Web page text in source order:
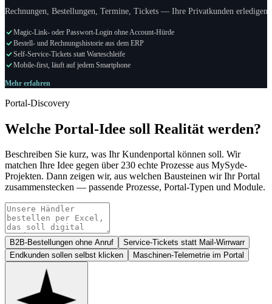
Rechnungen, Bestellungen, Termine, Tickets — Ihre Privatkunden
Magic-Link- oder Passwort-Login ohne Account-Hürde
Bestell- und Rechnungshistorie aus dem ERP
Self-Service-Tickets statt Warteschleife
Mobile-first, läuft auf jedem Smartphone
Mehr erfahren
Portal-Discovery
Welche Portal-Idee soll Realität werden?
Beschreiben Sie kurz, was Ihr Kundenportal können soll. Wir
matchen Ihre Idee gegen über 230 echte Prozesse aus MySyde-
Projekten. Dann zeigen wir, aus welchen Bausteinen wir Ihr Portal
zusammenstecken — passende Prozesse, Portal-Typen und Module.
Ihr
Anliegen
Feld
leer
B2B-Bestellungen ohne Anruf
Service-Tickets statt Mail-Wirrwarr
Endkunden sollen selbst klicken
Maschinen-Telemetrie im Portal